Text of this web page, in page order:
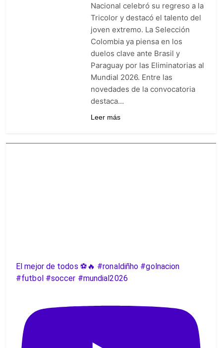
Nacional celebró su regreso a la
Tricolor y destacó el talento del
joven extremo. La Selección
Colombia ya piensa en los
duelos clave ante Brasil y
Paraguay por las Eliminatorias al
Mundial 2026. Entre las
novedades de la convocatoria
destaca…
Leer más
El mejor de todos ⚽️🔥 #ronaldiñho #golnacion
#futbol #soccer #mundial2026